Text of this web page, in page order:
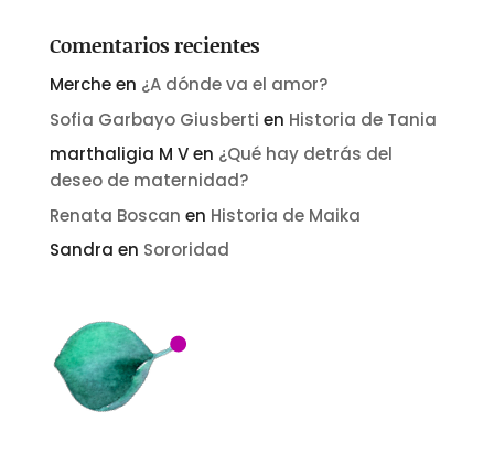
Comentarios recientes
Mercheen ¿A dónde va el amor?
Sofia Garbayo Giusberti en Historia de Tania
marthaligia M Ven ¿Qué hay detrás del
deseo de maternidad?
Renata Boscan en Historia de Maika
Sandra en Sororidad